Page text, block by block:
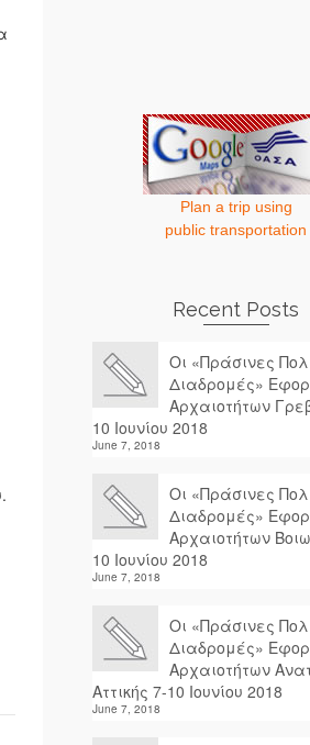
Plan a trip using
public transportation
Recent Posts
Οι «Πράσινες
Διαδρομές»
Αρχαιοτήτων
10 Ιουνίου 2018
June 7, 2018
Οι «Πράσινες
Διαδρομές»
Αρχαιοτήτων
10 Ιουνίου 2018
June 7, 2018
Οι «Πράσινες
Διαδρομές»
Αρχαιοτήτων
Αττικής 7-10 Ιουνίου 2018
June 7, 2018